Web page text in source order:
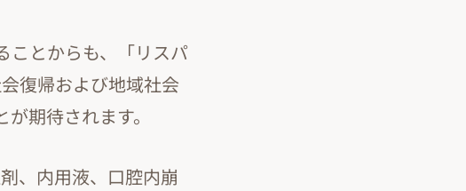
ことからも、「リスパ
復帰および地域社会
期待されます。
、内用液、口腔内崩